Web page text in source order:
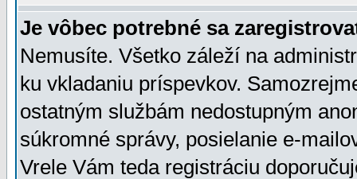
Je vôbec potrebné sa
Nemusíte. Všetko záleží na
ku vkladaniu príspevkov.
ostatným službám nedostupným
súkromné správy, posielanie e-
Vrele Vám teda registráciu